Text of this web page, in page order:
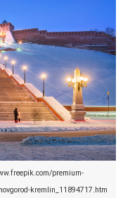
premium-
kremlin_11894717.htm